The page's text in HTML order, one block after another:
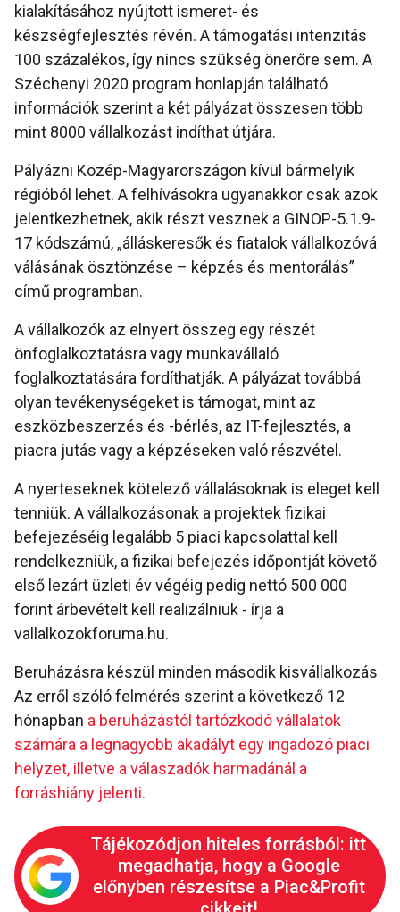
kialakításához nyújtott ismeret- és
készségfejlesztés révén. A támogatási intenzitás
100 százalékos, így nincs szükség önerőre sem. A
Széchenyi 2020 program honlapján található
információk szerint a két pályázat összesen több
mint 8000 vállalkozást indíthat útjára.
Pályázni Közép-Magyarországon kívül bármelyik
régióból lehet. A felhívásokra ugyanakkor csak azok
jelentkezhetnek, akik részt vesznek a GINOP-5.1.9-
17 kódszámú, „álláskeresők és fiatalok vállalkozóvá
válásának ösztönzése – képzés és mentorálás”
című programban.
A vállalkozók az elnyert összeg egy részét
önfoglalkoztatásra vagy munkavállaló
foglalkoztatására fordíthatják. A pályázat továbbá
olyan tevékenységeket is támogat, mint az
eszközbeszerzés és -bérlés, az IT-fejlesztés, a
piacra jutás vagy a képzéseken való részvétel.
A nyerteseknek kötelező vállalásoknak is eleget kell
tenniük. A vállalkozásonak a projektek fizikai
befejezéséig legalább 5 piaci kapcsolattal kell
rendelkezniük, a fizikai befejezés időpontját követő
első lezárt üzleti év végéig pedig nettó 500 000
forint árbevételt kell realizálniuk - írja a
vallalkozokforuma.hu.
Beruházásra készül minden második kisvállalkozás
Az erről szóló felmérés szerint a következő 12
hónapban a beruházástól tartózkodó vállalatok
számára a legnagyobb akadályt egy ingadozó piaci
helyzet, illetve a válaszadók harmadánál a
forráshiány jelenti.
Tájékozódjon hiteles forrásból: itt
megadhatja, hogy a Google
előnyben részesítse a Piac&Profit